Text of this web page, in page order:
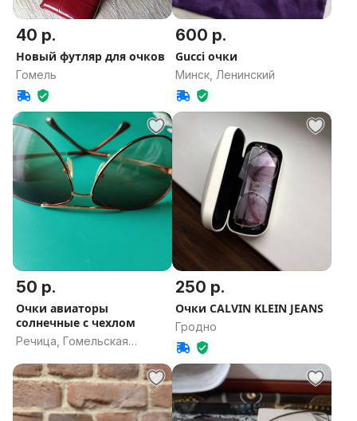
40 р.
Новый футляр для очков
Гомель
600 р.
Gucci очки
Минск, Ленинский
50 р.
Очки авиаторы
солнечные с чехлом
Речица, Гомельская
250 р.
Очки CALVIN KLEIN JEANS
Гродно